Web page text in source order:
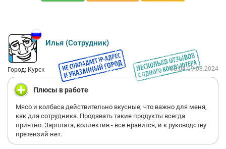
Илья (Сотрудник)
Город: Курск 08:04 09.08.2024
Плюсы в работе
Мясо и колбаса действительно вкусные, что важно для меня,
как для сотрудника. Продавать такие продукты всегда
приятно. Зарплата, коллектив - все нравится, и к руководству
претензий нет.